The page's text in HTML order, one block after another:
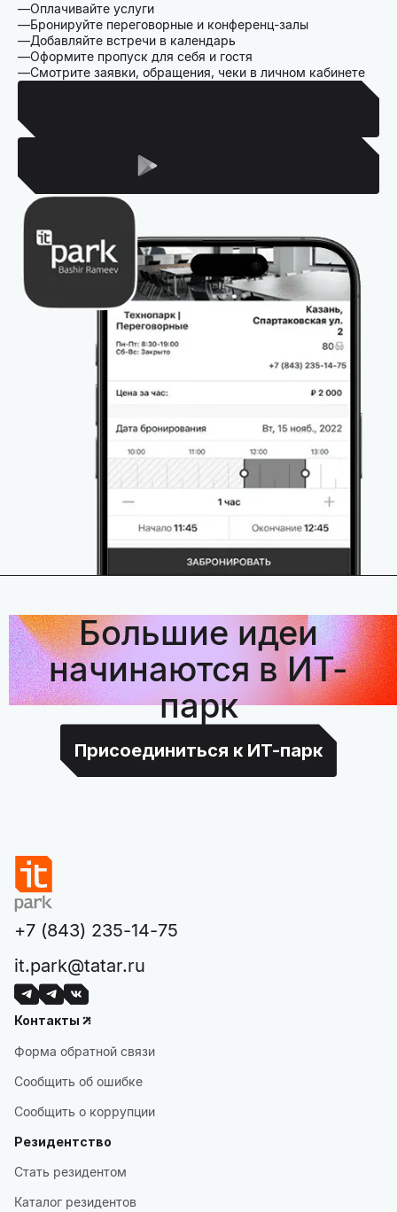
Оплачивайте услуги
Бронируйте переговорные и конференц-залы
Добавляйте встречи в календарь
Оформите пропуск для себя и гостя
Смотрите заявки, обращения, чеки в личном кабинете
Большие идеи
начинаются в ИТ-
парк
Присоединиться к ИТ-парк
+7 (843) 235-14-75
it.park@tatar.ru
Контакты
Форма обратной связи
Сообщить об ошибке
Сообщить о коррупции
Резидентство
Стать резидентом
Каталог резидентов